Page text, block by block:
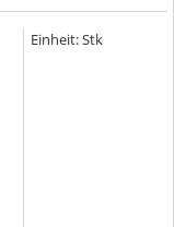
Einheit:Stk